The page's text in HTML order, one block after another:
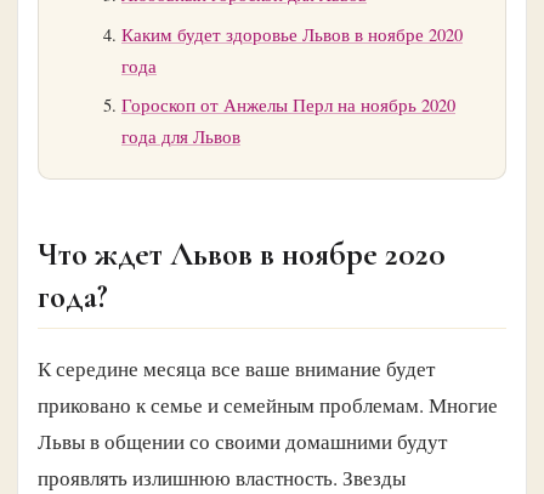
Каким будет здоровье Львов в ноябре 2020
года
Гороскоп от Анжелы Перл на ноябрь 2020
года для Львов
Что ждет Львов в ноябре 2020
года?
К середине месяца все ваше внимание будет
приковано к семье и семейным проблемам. Многие
Львы в общении со своими домашними будут
проявлять излишнюю властность. Звезды